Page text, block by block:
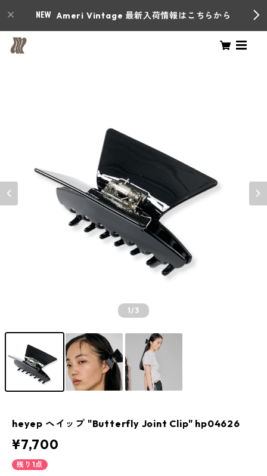
Ameri Vintage 最新入荷情報はこちらから
1/3
heyep ヘイップ "Butterfly Joint Clip" hp04626
¥7,700
残り1点